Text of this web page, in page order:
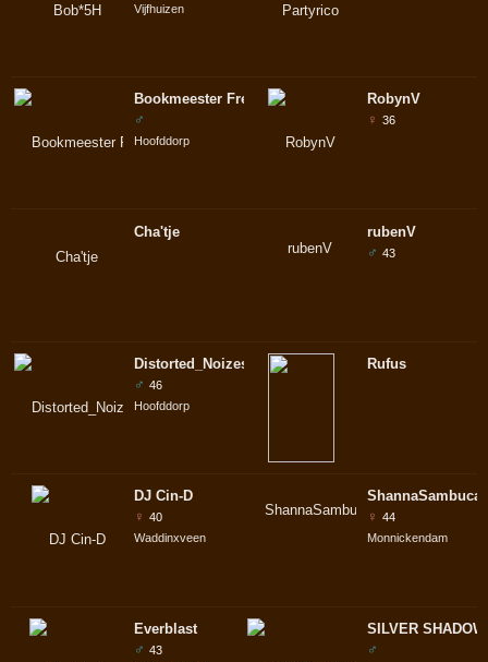
Vijfhuizen
Bookmeester Freak-o
♂
Hoofddorp
Cha'tje
Distorted_Noizes
♂ 46
Hoofddorp
DJ Cin-D
♀ 40
Waddinxveen
Everblast
♂ 43
RobynV
♀ 36
rubenV
♂ 43
Rufus
ShannaSambuca
♀ 44
Monnickendam
SILVER SHADOW
♂